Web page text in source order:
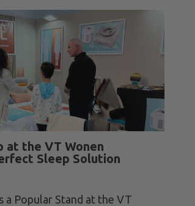
at the VT Wonen
Sleep Solution
a Popular Stand at the VT